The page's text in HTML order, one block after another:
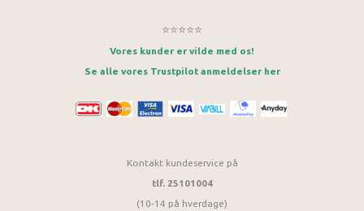
⭐⭐⭐⭐⭐
Vores kunder er vilde med os!
Se alle vores Trustpilot anmeldelser her
Kontakt kundeservice på
tlf. 25101004
(10-14 på hverdage)